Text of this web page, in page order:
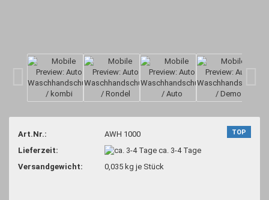
TOP
Art.Nr.:
AWH 1000
Lieferzeit:
ca. 3-4 Tage
Versandgewicht:
0,035 kg je Stück